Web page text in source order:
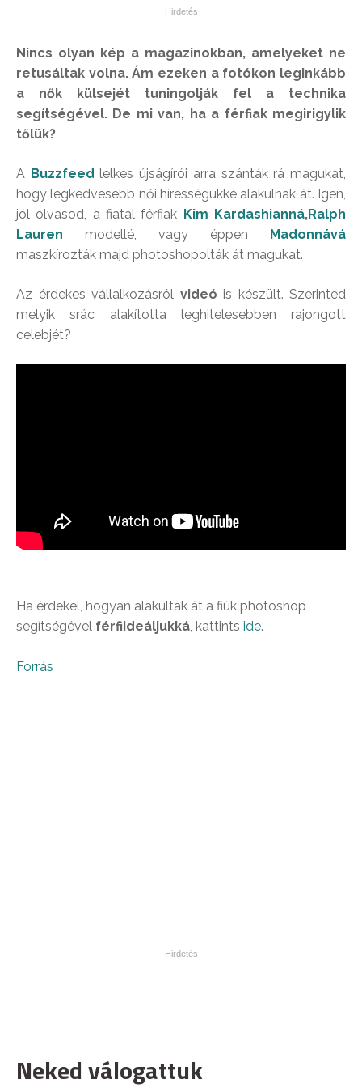
Nincs olyan kép a magazinokban, amelyeket ne
retusáltak volna. Ám ezeken a fotókon leginkább
a nők külsejét tuningolják fel a technika
segítségével. De mi van, ha a férfiak megirigylik
tőlük?
A Buzzfeed lelkes újságírói arra szánták rá magukat,
hogy legkedvesebb női hírességükké alakulnak át. Igen,
jól olvasod, a fiatal férfiak Kim Kardashianná,Ralph
Lauren modellé, vagy éppen
Madonnává
maszkírozták majd photoshopolták át magukat.
Az érdekes vállalkozásról videó is készült. Szerinted
melyik srác alakította leghitelesebben rajongott
celebjét?
Ha érdekel, hogyan alakultak át a fiúk photoshop
segítségével férfiideáljukká, kattints ide.
Forrás
Neked válogattuk